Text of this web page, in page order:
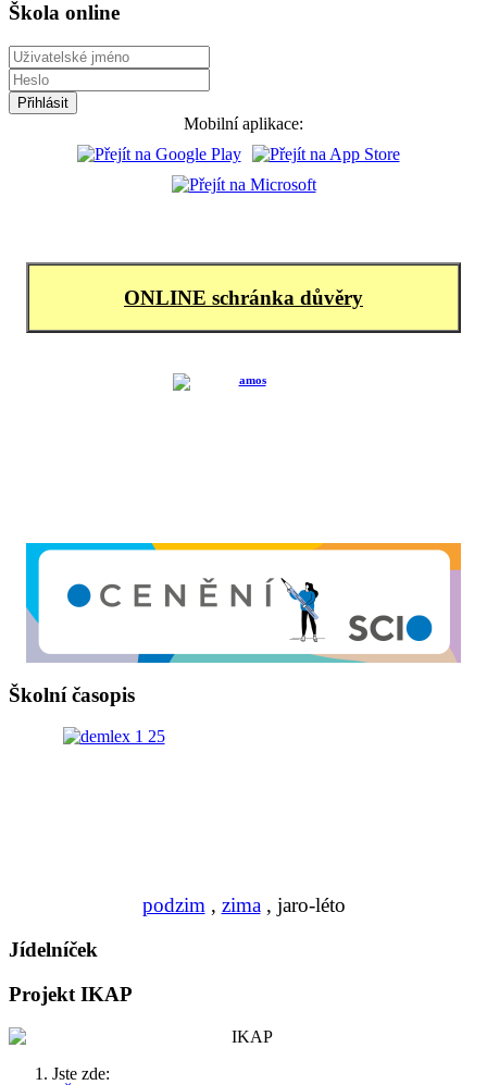
Škola online
Mobilní aplikace:
ONLINE schránka důvěry
Školní časopis
podzim, zima, jaro-léto
Jídelníček
Projekt IKAP
Jste zde: